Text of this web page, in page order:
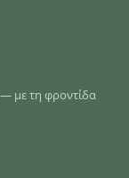
με τη φροντίδα